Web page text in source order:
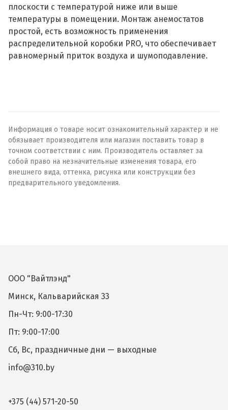
плоскости с температурой ниже или выше
температуры в помещении. Монтаж анемостатов
простой, есть возможность применения
распределительной коробки PRO, что обеспечивает
равномерный приток воздуха и шумоподавление.
Информация о товаре носит ознакомительный характер и не
обязывает производителя или магазин поставить товар в
точном соответствии с ним. Производитель оставляет за
собой право на незначительные изменения товара, его
внешнего вида, оттенка, рисунка или конструкции без
предварительного уведомления.
ООО "Вайтлэнд"
Минск, Кальварийская 33
Пн-Чт: 9:00-17:30
Пт: 9:00-17:00
Сб, Вс, праздничные дни — выходные
info@310.by
+375 (44) 571-20-50